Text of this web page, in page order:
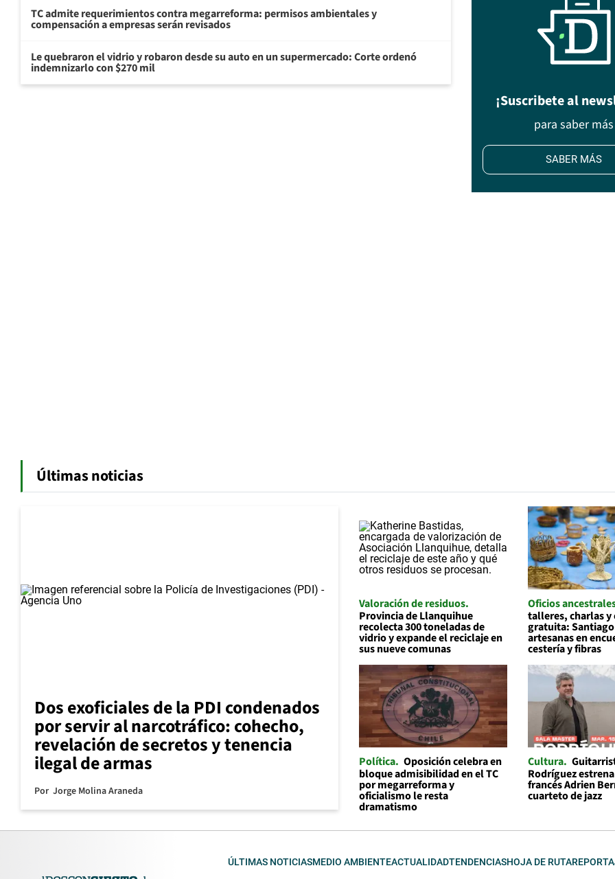
TC admite requerimientos contra megarreforma: permisos ambientales y
compensación a empresas serán revisados
Le quebraron el vidrio y robaron desde su auto en un supermercado: Corte ordenó
indemnizarlo con $270 mil
¡Suscribete al
para saber más
SABER MÁS
Últimas noticias
Dos exoficiales de la PDI condenados
por servir al narcotráfico: cohecho,
revelación de secretos y tenencia
ilegal de armas
Por Jorge Molina Araneda
Valoración de residuos
Provincia de Llanquihue
recolecta 300 toneladas de
vidrio y expande el reciclaje en
sus nueve comunas
Oficios
talleres, charlas y
gratuita:
artesanas en
cestería y fibras
Política Oposición celebra en
bloque admisibilidad en el TC
por megarreforma y
oficialismo le resta
dramatismo
Cultura
Rodríguez
francés Adrien
cuarteto de jazz
ÚLTIMAS NOTICIASMEDIO AMBIENTEACTUALIDADTENDENCIASHOJA DE RUTA